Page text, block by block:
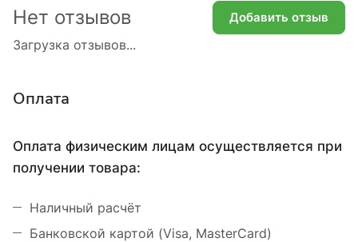
Загрузка отзывов...
Нет отзывов Добавить отзыв
Оплата
Оплата физическим лицам осуществляется при
получении товара:
Наличный расчёт
Банковской картой (Visa, MasterCard)